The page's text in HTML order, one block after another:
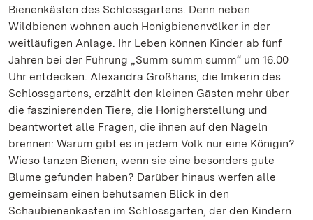
Bienenkästen des Schlossgartens. Denn neben
Wildbienen wohnen auch Honigbienenvölker in der
weitläufigen Anlage. Ihr Leben können Kinder ab fünf
Jahren bei der Führung „Summ summ summ“ um 16.00
Uhr entdecken. Alexandra Großhans, die Imkerin des
Schlossgartens, erzählt den kleinen Gästen mehr über
die faszinierenden Tiere, die Honigherstellung und
beantwortet alle Fragen, die ihnen auf den Nägeln
brennen: Warum gibt es in jedem Volk nur eine Königin?
Wieso tanzen Bienen, wenn sie eine besonders gute
Blume gefunden haben? Darüber hinaus werfen alle
gemeinsam einen behutsamen Blick in den
Schaubienenkasten im Schlossgarten, der den Kindern